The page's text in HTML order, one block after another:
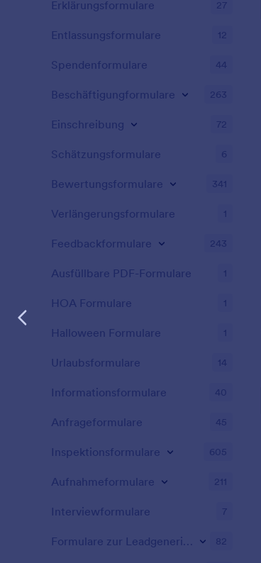
Erklärungsformulare 27
Entlassungsformulare 12
Spendenformulare 44
Beschäftigungformulare 263
Einschreibung 72
Schätzungsformulare 6
Bewertungsformulare 341
Verlängerungsformulare 1
Feedbackformulare 243
Ausfüllbare PDF-Formulare 1
HOA Formulare 1
Halloween Formulare 1
Urlaubsformulare 14
Informationsformulare 40
Anfrageformulare 45
Inspektionsformulare 605
Aufnahmeformulare 211
Interviewformulare 7
Formulare zur Leadgenerierung 82